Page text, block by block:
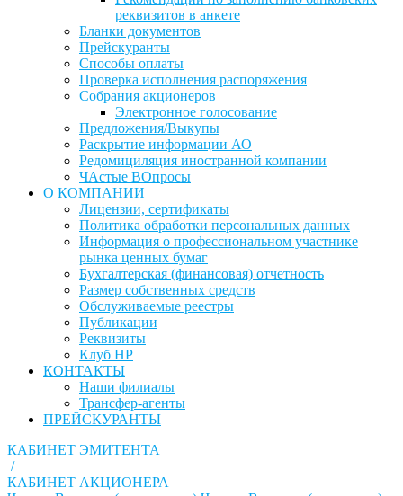
реквизитов в анкете
Бланки документов
Прейскуранты
Способы оплаты
Проверка исполнения распоряжения
Собрания акционеров
Электронное голосование
Предложения/Выкупы
Раскрытие информации АО
Редомициляция иностранной компании
ЧАстые ВОпросы
О КОМПАНИИ
Лицензии, сертификаты
Политика обработки персональных данных
Информация о профессиональном участнике
рынка ценных бумаг
Бухгалтерская (финансовая) отчетность
Размер собственных средств
Обслуживаемые реестры
Публикации
Реквизиты
Клуб НР
КОНТАКТЫ
Наши филиалы
Трансфер-агенты
ПРЕЙСКУРАНТЫ
КАБИНЕТ ЭМИТЕНТА
/
КАБИНЕТ АКЦИОНЕРА